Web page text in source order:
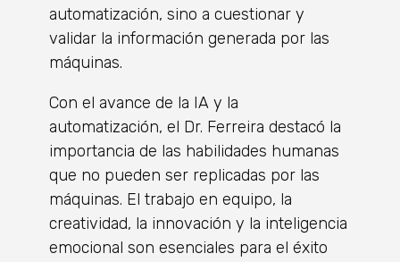
automatización, sino a cuestionar y
validar la información generada por las
máquinas.
Con el avance de la IA y la
automatización, el Dr. Ferreira destacó la
importancia de las habilidades humanas
que no pueden ser replicadas por las
máquinas. El trabajo en equipo, la
creatividad, la innovación y la inteligencia
emocional son esenciales para el éxito